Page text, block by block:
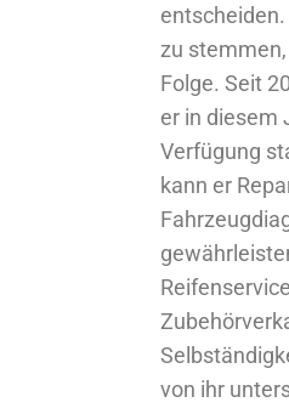
zu
Folge. Seit
er in diesem
Verfügung
kann er
von ihr